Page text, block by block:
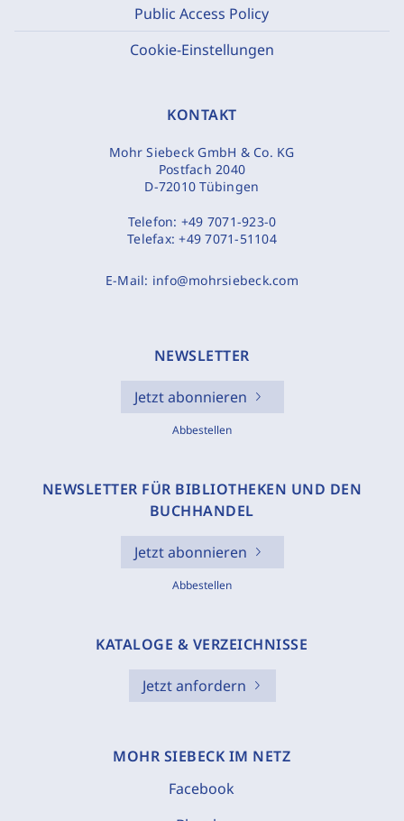
Public Access Policy
Cookie-Einstellungen
KONTAKT
Mohr Siebeck GmbH & Co. KG
Postfach 2040
D-72010 Tübingen
Telefon: +49 7071-923-0
Telefax:+49 7071-51104
E-Mail: info@mohrsiebeck.com
NEWSLETTER
Jetzt abonnieren
Abbestellen
NEWSLETTER FÜR BIBLIOTHEKEN UND DEN
BUCHHANDEL
Jetzt abonnieren
Abbestellen
KATALOGE & VERZEICHNISSE
Jetzt anfordern
MOHR SIEBECK IM NETZ
Facebook